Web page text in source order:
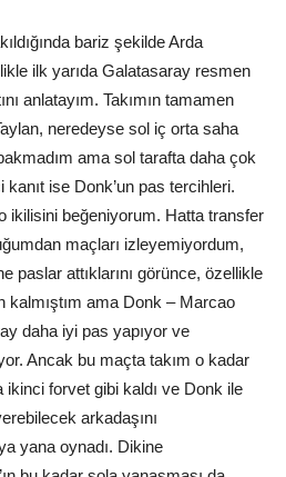
bariz şekilde Arda
ilk yarıda Galatasaray resmen
anlatayım. Takımın tamamen
neredeyse sol iç orta saha
ama sol tarafta daha çok
ise Donk’un pas tercihleri.
ikilisini beğeniyorum. Hatta transfer
maçları izleyemiyordum,
paslar attıklarını görünce, özellikle
kalmıştım ama Donk – Marcao
daha iyi pas yapıyor ve
Ancak bu maçta takım o kadar
ikinci forvet gibi kaldı ve Donk ile
arkadaşını
yana oynadı. Dikine